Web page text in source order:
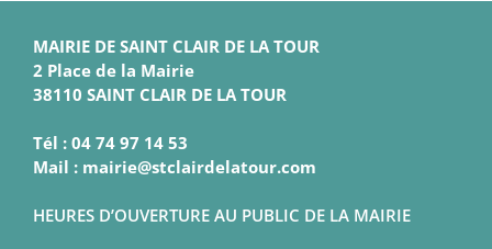
MAIRIE DE SAINT CLAIR DE LA TOUR
2 Place de la Mairie
38110 SAINT CLAIR DE LA TOUR
Tél : 04 74 97 14 53
Mail : mairie@stclairdelatour.com
HEURES D’OUVERTURE AU PUBLIC DE LA MAIRIE